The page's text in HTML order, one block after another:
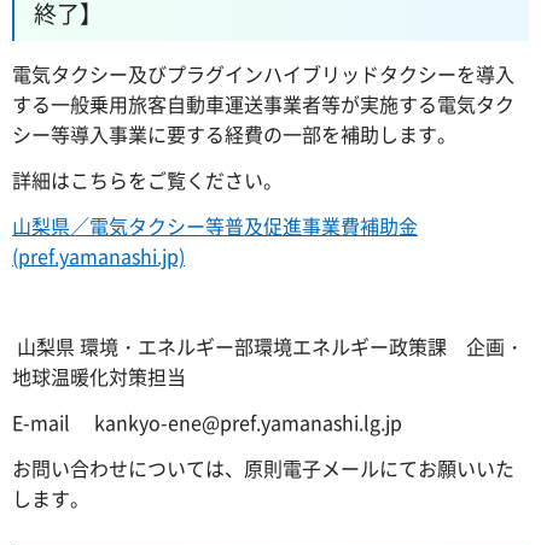
終了】
電気タクシー及びプラグインハイブリッドタクシーを導入
する一般乗用旅客自動車運送事業者等が実施する電気タク
シー等導入事業に要する経費の一部を補助します。
詳細はこちらをご覧ください。
山梨県／電気タクシー等普及促進事業費補助金
(pref.yamanashi.jp)
山梨県 環境・エネルギー部環境エネルギー政策課 企画・
地球温暖化対策担当
E-mail kankyo-ene@pref.yamanashi.lg.jp
お問い合わせについては、原則電子メールにてお願いいた
します。